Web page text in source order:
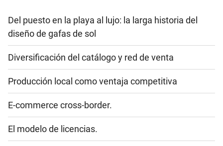
Del puesto en la playa al lujo: la larga historia del
diseño de gafas de sol
Diversificación del catálogo y red de venta
Producción local como ventaja competitiva
E-commerce cross-border.
El modelo de licencias.